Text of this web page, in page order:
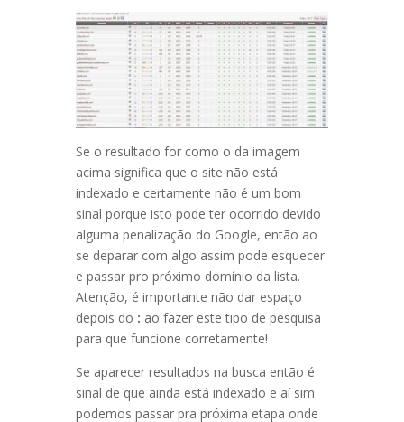
Se o resultado for como o da imagem
acima significa que o site não está
indexado e certamente não é um bom
sinal porque isto pode ter ocorrido devido
alguma penalização do Google, então ao
se deparar com algo assim pode esquecer
e passar pro próximo domínio da lista.
Atenção, é importante não dar espaço
depois do : ao fazer este tipo de pesquisa
para que funcione corretamente!
Se aparecer resultados na busca então é
sinal de que ainda está indexado e aí sim
podemos passar pra próxima etapa onde